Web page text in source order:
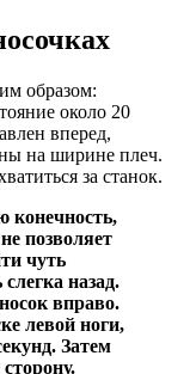
образом:
около 20
вперед,
на ширине плеч.
за станок.
конечность,
позволяет
чуть
назад.
вправо.
левой ноги,
Затем